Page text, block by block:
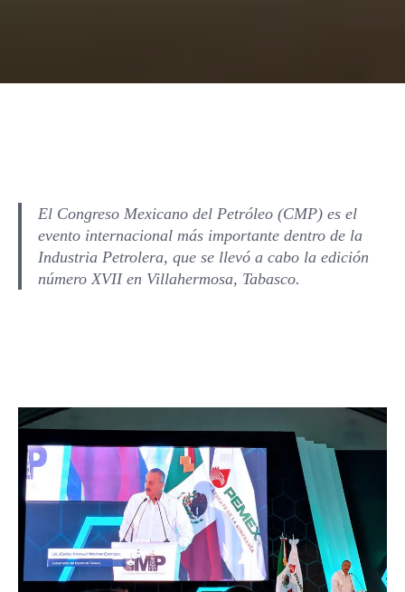
El Congreso Mexicano del Petróleo (CMP) es el
evento internacional más importante dentro de la
Industria Petrolera, que se llevó a cabo la edición
número XVII en Villahermosa, Tabasco.